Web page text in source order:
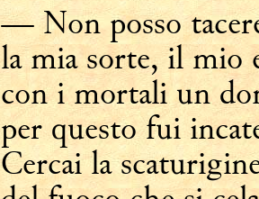
— Non posso
la mia sorte, il mio
con i mortali un
per questo fui
Cercai la